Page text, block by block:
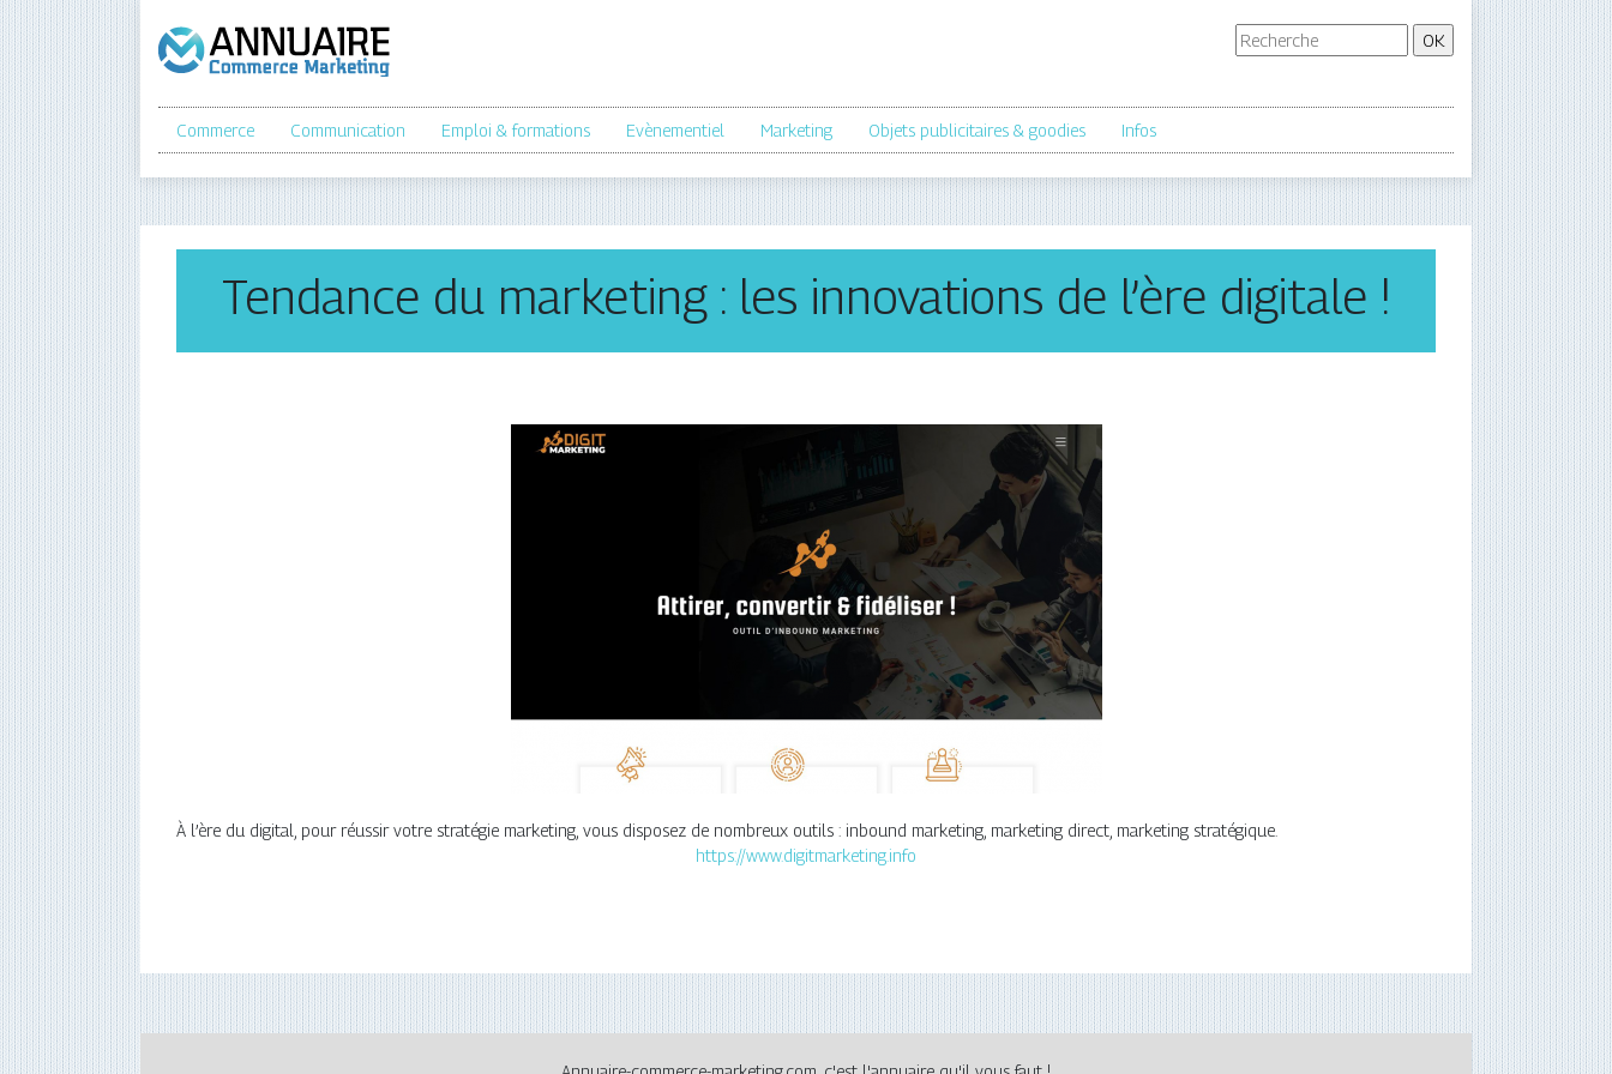
Commerce Communication Emploi & formations Evènementiel Marketing Objets publicitaires & goodies Infos
Tendance du marketing : les innovations de l’ère digitale !
À l’ère du digital, pour réussir votre stratégie marketing, vous disposez de nombreux outils : inbound marketing, marketing direct, marketing stratégique.
https://www.digitmarketing.info